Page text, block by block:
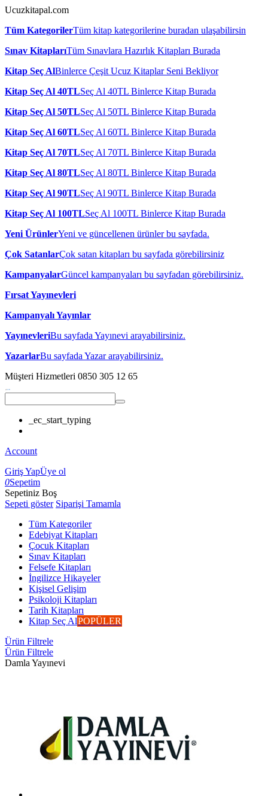
Ucuzkitapal.com
Tüm KategorilerTüm kitap kategorilerine buradan ulaşabilirsin
Sınav KitaplarıTüm Sınavlara Hazırlık Kitapları Burada
Kitap Seç AlBinlerce Çeşit Ucuz Kitaplar Seni Bekliyor
Kitap Seç Al 40TLSeç Al 40TL Binlerce Kitap Burada
Kitap Seç Al 50TLSeç Al 50TL Binlerce Kitap Burada
Kitap Seç Al 60TLSeç Al 60TL Binlerce Kitap Burada
Kitap Seç Al 70TLSeç Al 70TL Binlerce Kitap Burada
Kitap Seç Al 80TLSeç Al 80TL Binlerce Kitap Burada
Kitap Seç Al 90TLSeç Al 90TL Binlerce Kitap Burada
Kitap Seç Al 100TLSeç Al 100TL Binlerce Kitap Burada
Yeni ÜrünlerYeni ve güncellenen ürünler bu sayfada.
Çok SatanlarÇok satan kitapları bu sayfada görebilirsiniz
KampanyalarGüncel kampanyaları bu sayfadan görebilirsiniz.
Fırsat Yayınevleri
Kampanyalı Yayınlar
YayınevleriBu sayfada Yayınevi arayabilirsiniz.
YazarlarBu sayfada Yazar arayabilirsiniz.
Müşteri Hizmetleri 0850 305 12 65
_ec_start_typing
Account
Giriş YapÜye ol
0Sepetim
Sepetiniz Boş
Sepeti göster Siparişi Tamamla
Tüm Kategoriler
Edebiyat Kitapları
Çocuk Kitapları
Sınav Kitapları
Felsefe Kitapları
İngilizce Hikayeler
Kişisel Gelişim
Psikoloji Kitapları
Tarih Kitapları
Kitap Seç AlPOPÜLER
Ürün Filtrele
Ürün Filtrele
Damla Yayınevi